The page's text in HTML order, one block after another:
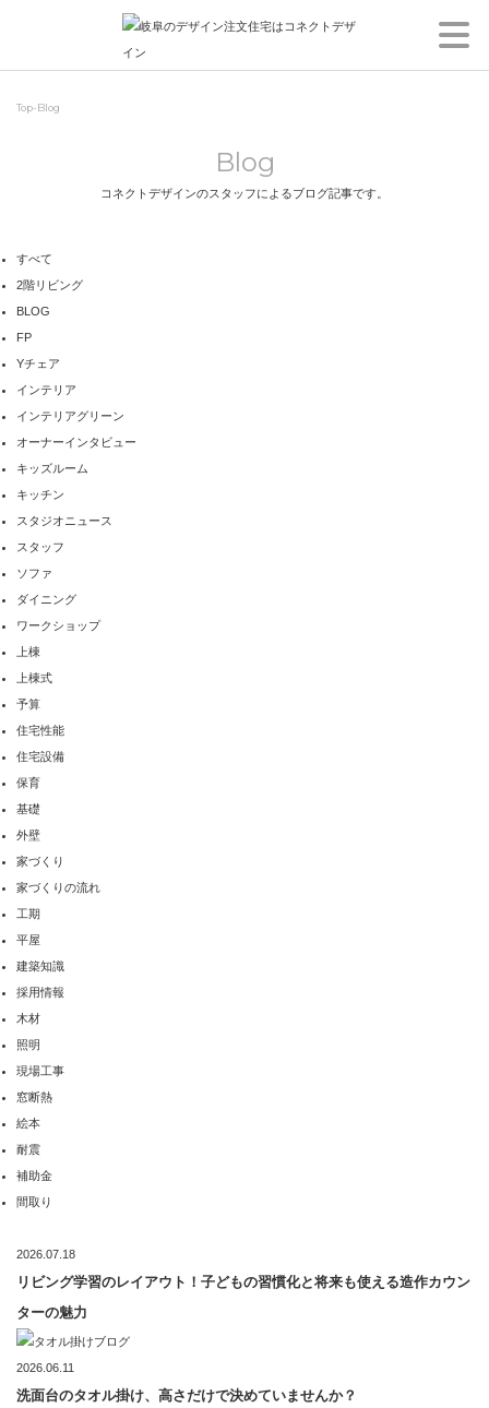
メ
Top-Blog
Blog
コネクトデザインのスタッフによるブログ記事です。
すべて
2階リビング
BLOG
FP
Yチェア
インテリア
インテリアグリーン
オーナーインタビュー
キッズルーム
キッチン
スタジオニュース
スタッフ
ソファ
ダイニング
ワークショップ
上棟
上棟式
予算
住宅性能
住宅設備
保育
基礎
外壁
家づくり
家づくりの流れ
工期
平屋
建築知識
採用情報
木材
照明
現場工事
窓断熱
絵本
耐震
補助金
間取り
2026.07.18
リビング学習のレイアウト！子どもの習慣化と将来も使える造作カウン
ターの魅力
2026.06.11
洗面台のタオル掛け、高さだけで決めていませんか？